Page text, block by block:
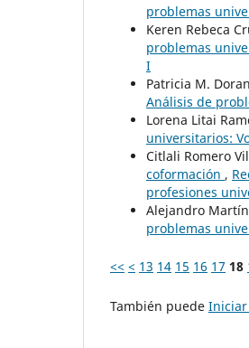
problemas
Keren Rebeca
problemas
I
Patricia M.
Análisis de
Lorena Litai
universitarios:
Citlali Romero
coformación ,
profesiones
Alejandro
problemas
<< < 13 14 15 16 17 18
También puede Iniciar